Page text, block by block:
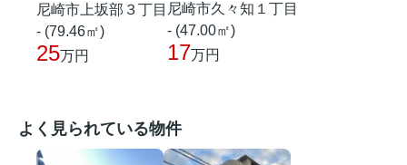
尼崎市上坂部３丁目
- (79.46㎡)
25万円
尼崎市久々知１丁目
- (47.00㎡)
17万円
よく見られている物件